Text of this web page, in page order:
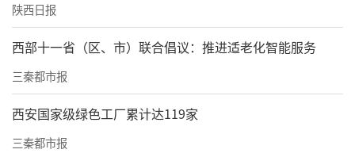
陕西日报
西部十一省（区、市）联合倡议：推进适老化智能服务
三秦都市报
西安国家级绿色工厂累计达119家
三秦都市报